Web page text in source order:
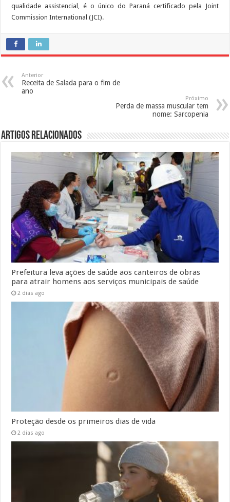
qualidade assistencial, é o único do Paraná certificado pela Joint
Commission International (JCI).
Anterior
Receita de Salada para o fim de
ano
Próximo
Perda de massa muscular tem
nome: Sarcopenia
Artigos Relacionados
Prefeitura leva ações de saúde aos canteiros de obras
para atrair homens aos serviços municipais de saúde
2 dias ago
Proteção desde os primeiros dias de vida
2 dias ago